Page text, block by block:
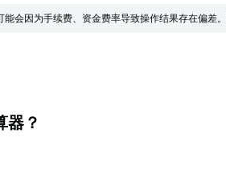
会因为手续费、资金费率导致操作结果存在偏差。
器？